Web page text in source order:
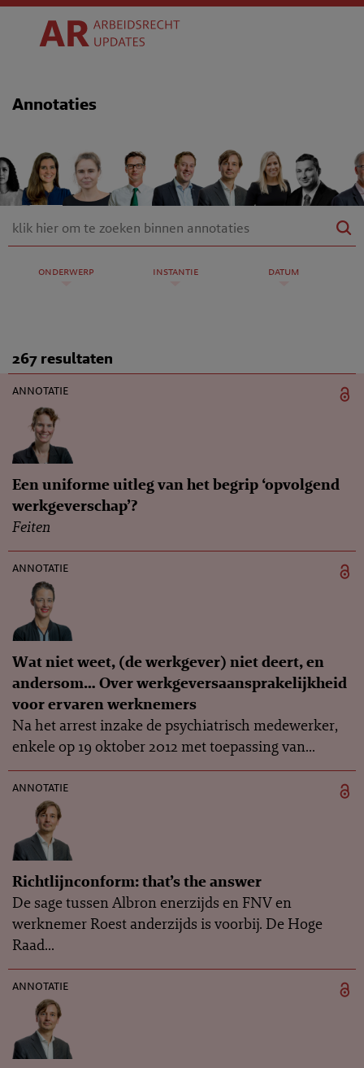
Annotaties
onderwerp instantie datum
267 resultaten
annotatie
Een uniforme uitleg van het begrip ‘opvolgend
werkgeverschap’?
Feiten
annotatie
Wat niet weet, (de werkgever) niet deert, en
andersom… Over werkgeversaansprakelijkheid
voor ervaren werknemers
Na het arrest inzake de psychiatrisch medewerker,
enkele op 19 oktober 2012 met toepassing van...
annotatie
Richtlijnconform: that’s the answer
De sage tussen Albron enerzijds en FNV en
werknemer Roest anderzijds is voorbij. De Hoge
Raad...
annotatie